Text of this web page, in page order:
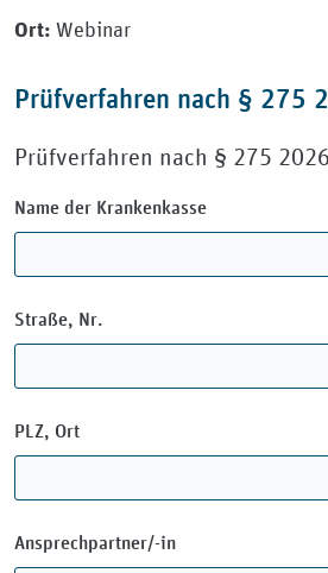
Ort: Webinar
Prüfverfahren nach § 275
Prüfverfahren nach § 275
Name der Krankenkasse
Straße, Nr.
PLZ, Ort
Ansprechpartner/-in